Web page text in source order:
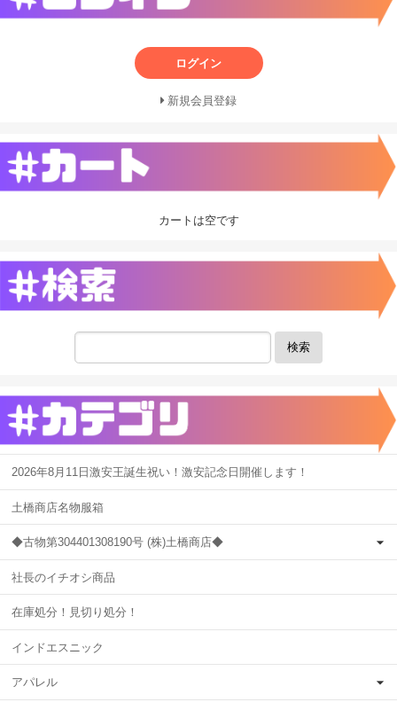
ログイン
新規会員登録
カートは空です
検索
2026年8月11日激安王誕生祝い！激安記念日開催します！
土橋商店名物服箱
◆古物第304401308190号 (株)土橋商店◆
社長のイチオシ商品
在庫処分！見切り処分！
インドエスニック
アパレル